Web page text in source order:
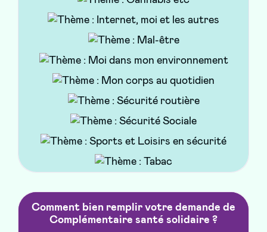
Brochure/Livre
Ce flyer t'explique comment le site du
Pass'Santé Jeunes peut répondre à tes
questions en matière de santé et les types
d'information que tu y trouveras
Comment bien remplir votre demande de
Complémentaire santé solidaire ?